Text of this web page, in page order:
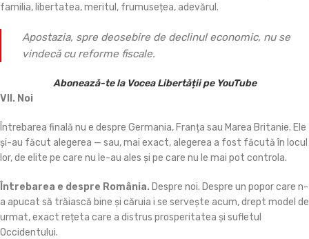
familia, libertatea, meritul, frumusețea, adevărul.
Apostazia, spre deosebire de declinul economic, nu se
vindecă cu reforme fiscale.
Abonează-te la Vocea Libertății pe YouTube
VII. Noi
Întrebarea finală nu e despre Germania, Franța sau Marea Britanie. Ele
și-au făcut alegerea — sau, mai exact, alegerea a fost făcută în locul
lor, de elite pe care nu le-au ales și pe care nu le mai pot controla.
Întrebarea e despre România. Despre noi. Despre un popor care n-
a apucat să trăiască bine și căruia i se servește acum, drept model de
urmat, exact rețeta care a distrus prosperitatea și sufletul
Occidentului.